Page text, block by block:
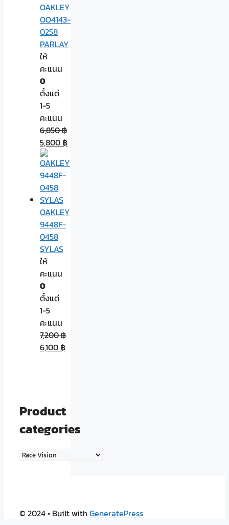
OAKLEY
OO4143-
0258
PARLAY
ให้
คะแนน
0
ตั้งแต่
1-5
คะแนน
6,850฿
5,800 ฿
OAKLEY
9448F-
0458
SYLAS
ให้
คะแนน
0
ตั้งแต่
1-5
คะแนน
7,200฿
6,100 ฿
Product
categories
© 2024• Built withGeneratePress